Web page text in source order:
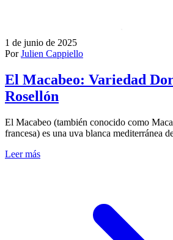
1 de junio de 2025
Por Julien Cappiello
El Macabeo: Variedad
Rosellón
El Macabeo (también conocido como
francesa) es una uva blanca mediterránea
Leer más